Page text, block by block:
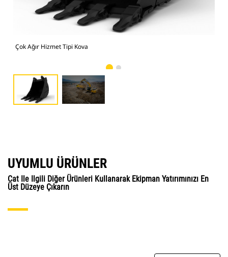
Çok Ağır Hizmet Tipi Kova
UYUMLU ÜRÜNLER
Cat Ile Ilgili Diğer Ürünleri Kullanarak Ekipman Yatırımınızı En
Üst Düzeye Çıkarın